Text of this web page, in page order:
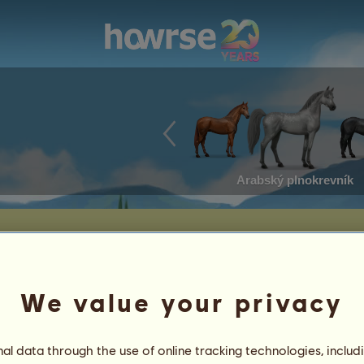
Arabský plnokrevník
25.09.2016 Počet koní:
6824
We value your privacy
data through the use of online tracking technologies,